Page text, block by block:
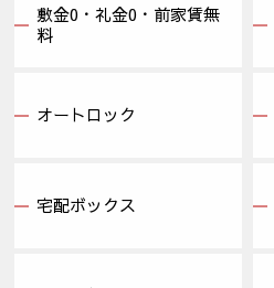
敷金0・礼金0・前家賃無
料
オートロック
宅配ボックス